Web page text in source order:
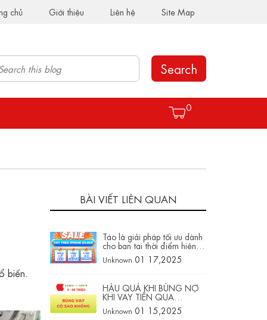
chủ Giới thiệu Liên hệ Site Map
Search
0
biến.
BÀI VIẾT LIÊN QUAN
Táo là giải pháp tối ưu dành
cho bạn tại thời điểm hiện
Unknown 01 17,2025
HẬU QUẢ KHI BÙNG NỢ
KHI VAY TIỀN QUA
IPHONE ICLOUD: ĐỪNG
ĐỂ NHỮNG SAI LẦM NHỎ
Unknown 01 15,2025